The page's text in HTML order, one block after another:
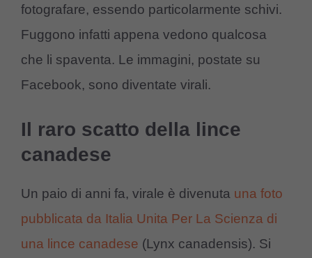
fotografare, essendo particolarmente schivi.
Fuggono infatti appena vedono qualcosa
che li spaventa. Le immagini, postate su
Facebook, sono diventate virali.
Il raro scatto della lince
canadese
Un paio di anni fa, virale è divenuta una foto
pubblicata da Italia Unita Per La Scienza di
una lince canadese (Lynx canadensis). Si